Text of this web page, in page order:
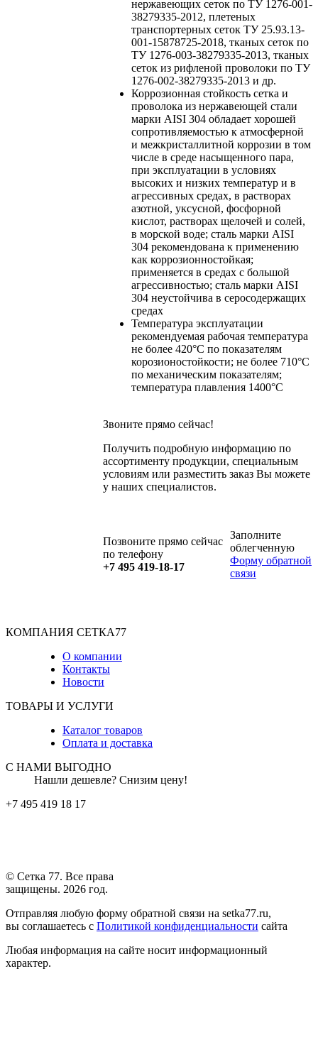
нержавеющих сеток по ТУ 1276-001-
38279335-2012, плетеных
транспортерных сеток ТУ 25.93.13-
001-15878725-2018, тканых сеток по
ТУ 1276-003-38279335-2013, тканых
сеток из рифленой проволоки по ТУ
1276-002-38279335-2013 и др.
Коррозионная стойкость сетка и
проволока из нержавеющей стали
марки AISI 304 обладает хорошей
сопротивляемостью к атмосферной
и межкристаллитной коррозии в том
числе в среде насыщенного пара,
при эксплуатации в условиях
высоких и низких температур и в
агрессивных средах, в растворах
азотной, уксусной, фосфорной
кислот, растворах щелочей и солей,
в морской воде; сталь марки AISI
304 рекомендована к применению
как коррозионностойкая;
применяется в средах с большой
агрессивностью; сталь марки AISI
304 неустойчива в серосодержащих
средах
Температура эксплуатации
рекомендуемая рабочая температура
не более 420°С по показателям
корозионостойкости; не более 710°С
по механическим показателям;
температура плавления 1400°С
Звоните прямо сейчас!
Получить подробную информацию по
ассортименту продукции, специальным
условиям или разместить заказ Вы можете
у наших специалистов.
Позвоните прямо сейчас
по телефону
+7 495 419-18-17
Заполните
облегченную
Форму обратной
связи
КОМПАНИЯ СЕТКА77
О компании
Контакты
Новости
ТОВАРЫ И УСЛУГИ
Каталог товаров
Оплата и доставка
С НАМИ ВЫГОДНО
Нашли дешевле? Снизим цену!
+7 495 419 18 17
© Сетка 77. Все права
защищены. 2026 год.
Отправляя любую форму обратной связи на setka77.ru,
вы соглашаетесь с Политикой конфиденциальности сайта
Любая информация на сайте носит информационный
характер.